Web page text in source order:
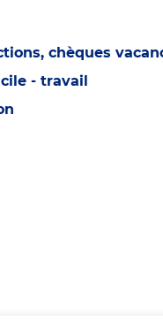
chèques
- travail